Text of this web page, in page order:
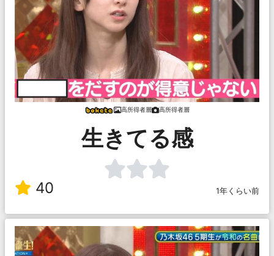
高所得者層 高所得者層
生きてる感
40 1年くらい前